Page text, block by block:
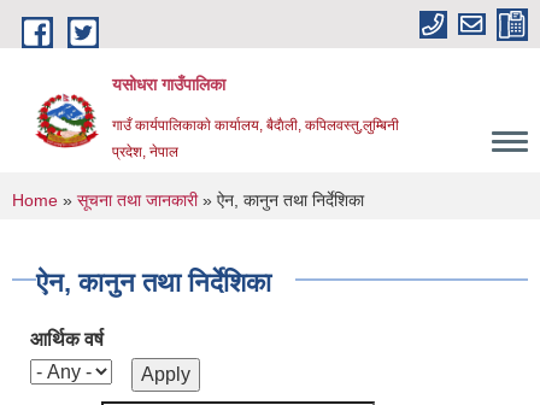
Skip to main content
यसोधरा गाउँपालिका
गाउँ कार्यपालिकाकाे कार्यालय, बैदाैली, कपिलवस्तु,लुम्बिनी
प्रदेश, नेपाल
You are here
Home » सूचना तथा जानकारी» ऐन, कानुन तथा निर्देशिका
ऐन, कानुन तथा निर्देशिका
आर्थिक वर्ष